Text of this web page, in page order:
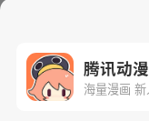
腾讯动
海量漫画